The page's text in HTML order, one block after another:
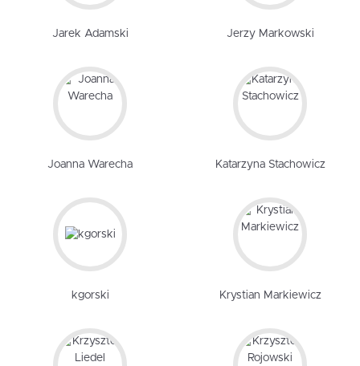
Jarek Adamski Jerzy Markowski
Joanna Warecha Katarzyna Stachowicz
kgorski Krystian Markiewicz